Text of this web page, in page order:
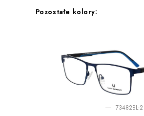
Pozostałe kolory:
73482BL-2